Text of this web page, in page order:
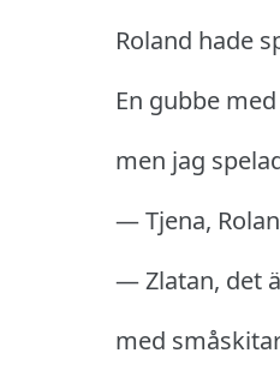
Roland hade
En gubbe
men jag
— Tjena,
— Zlatan, det
med